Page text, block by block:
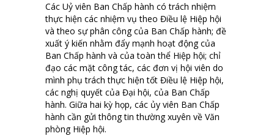
Các Uỷ viên Ban Chấp hành có trách nhiệm
thực hiện các nhiệm vụ theo Điều lệ Hiệp hội
và theo sự phân công của Ban Chấp hành; đề
xuất ý kiến nhằm đẩy mạnh hoạt động của
Ban Chấp hành và của toàn thể Hiệp hội; chỉ
đạo các mặt công tác, các đơn vị hội viên do
mình phụ trách thực hiện tốt Điều lệ Hiệp hội,
các nghị quyết của Đại hội, của Ban Chấp
hành. Giữa hai kỳ họp, các ủy viên Ban Chấp
hành cần gửi thông tin thường xuyên về Văn
phòng Hiệp hội.